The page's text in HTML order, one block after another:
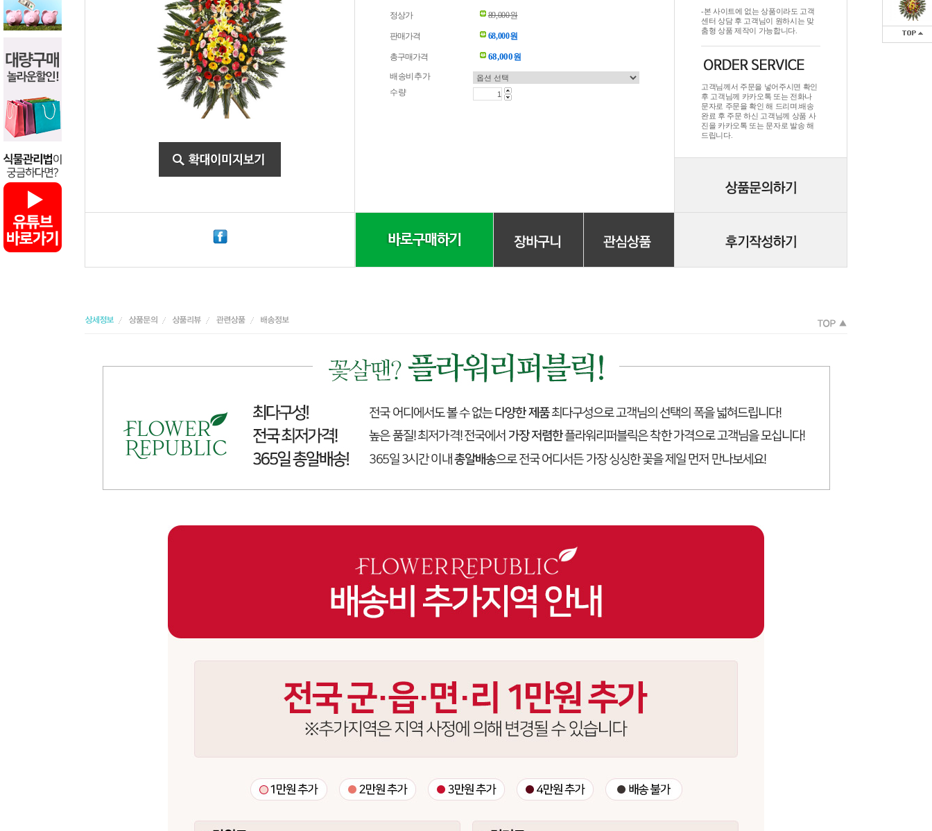
정상가 89,000원
판매가격 68,000원
총구매가격 68,000원
배송비추가
수량
-본 사이트에 없는 상품이라도 고객
센터 상담 후 고객님이 원하시는 맞
춤형 상품 제작이 가능합니다.
고객님께서 주문을 넣어주시면 확인
후 고객님께 카카오톡 또는 전화나
문자로 주문을 확인 해 드리며.배송
완료 후 주문 하신 고객님께 상품 사
진을 카카오톡 또는 문자로 발송 해
드립니다.